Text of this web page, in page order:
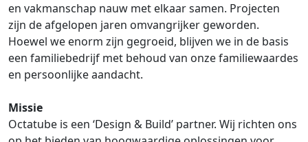
en vakmanschap nauw met elkaar samen. Projecten
zijn de afgelopen jaren omvangrijker geworden.
Hoewel we enorm zijn gegroeid, blijven we in de basis
een familiebedrijf met behoud van onze familiewaardes
en persoonlijke aandacht.
Missie
Octatube is een ‘Design & Build’ partner. Wij richten ons